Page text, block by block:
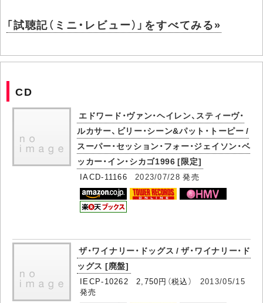
「試聴記（ミニ・レビュー）」をすべてみる»
CD
エドワード・ヴァン・ヘイレン、スティーヴ・
ルカサー、ビリー・シーン&パット・トーピー /
スーパー・セッション・フォー・ジェイソン・ベ
ッカー・イン・シカゴ1996 [限定]
IACD-11166 2023/07/28 発売
ザ・ワイナリー・ドッグス / ザ・ワイナリー・ド
ッグス [廃盤]
IECP-10262 2,750円（税込） 2013/05/15
発売